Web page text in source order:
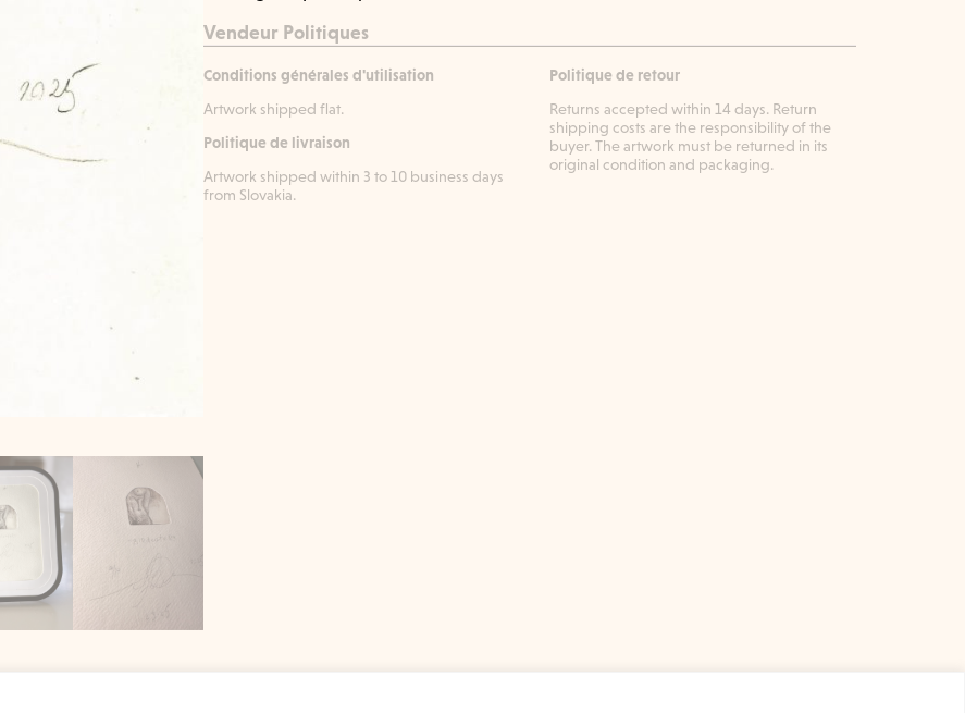
Vendeur Politiques
Conditions générales d'utilisation
Artwork shipped flat.
Politique de livraison
Artwork shipped within 3 to 10 business days
from Slovakia.
Politique de retour
Returns accepted within 14 days. Return
shipping costs are the responsibility of the
buyer. The artwork must be returned in its
original condition and packaging.